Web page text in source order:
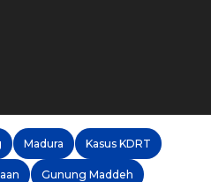
Madura Kasus KDRT
Gunung Maddeh